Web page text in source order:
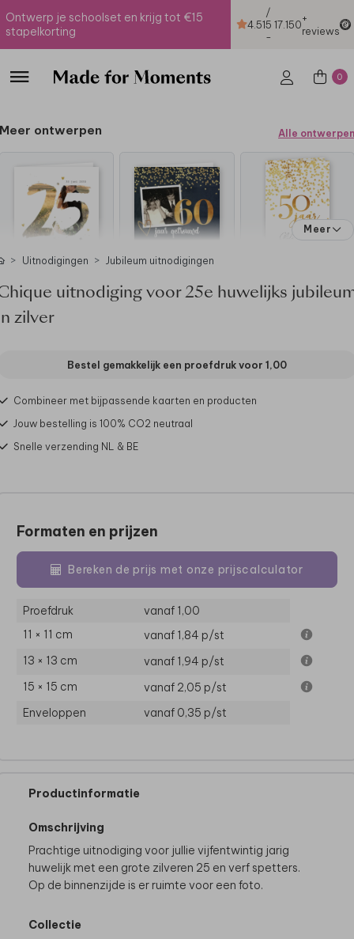
Ontwerp je schoolset en krijg tot €15
stapelkorting
4.51
/
5
-
17.150+
reviews
0
Meer ontwerpen Alle ontwerpen
Meer
Uitnodigingen Jubileum uitnodigingen
uitnodiging voor 25e huwelijks
zilver
Bestel gemakkelijk een proefdruk voor 1,00
Combineer met bijpassende kaarten en producten
Jouw bestelling is 100% CO2 neutraal
Snelle verzending NL & BE
Formaten en prijzen
Bereken de prijs met onze prijscalculator
Proefdruk
vanaf 1,00
11 × 11 cm
vanaf 1,84 p/st
13 × 13 cm
vanaf 1,94 p/st
15 × 15 cm
vanaf 2,05 p/st
Enveloppen
vanaf 0,35 p/st
Productinformatie
Omschrijving
Prachtige uitnodiging voor jullie vijfentwintig jarig
huwelijk met een grote zilveren 25 en verf spetters.
Op de binnenzijde is er ruimte voor een foto.
Collectie